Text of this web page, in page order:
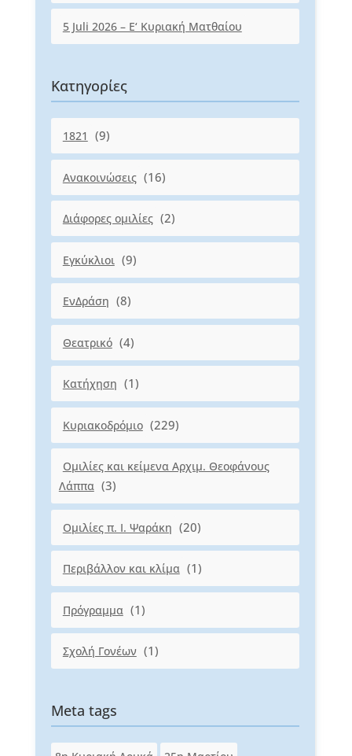
5 Juli 2026 – Ε‘ Κυριακή Ματθαίου
Κατηγορίες
1821 (9)
Ανακοινώσεις (16)
Διάφορες ομιλίες (2)
Εγκύκλιοι (9)
ΕνΔράση (8)
Θεατρικό (4)
Κατήχηση (1)
Κυριακοδρόμιο (229)
Ομιλίες και κείμενα Αρχιμ. Θεοφάνους
Λάππα (3)
Ομιλίες π. Ι. Ψαράκη (20)
Περιβάλλον και κλίμα (1)
Πρόγραμμα (1)
Σχολή Γονέων (1)
Meta tags